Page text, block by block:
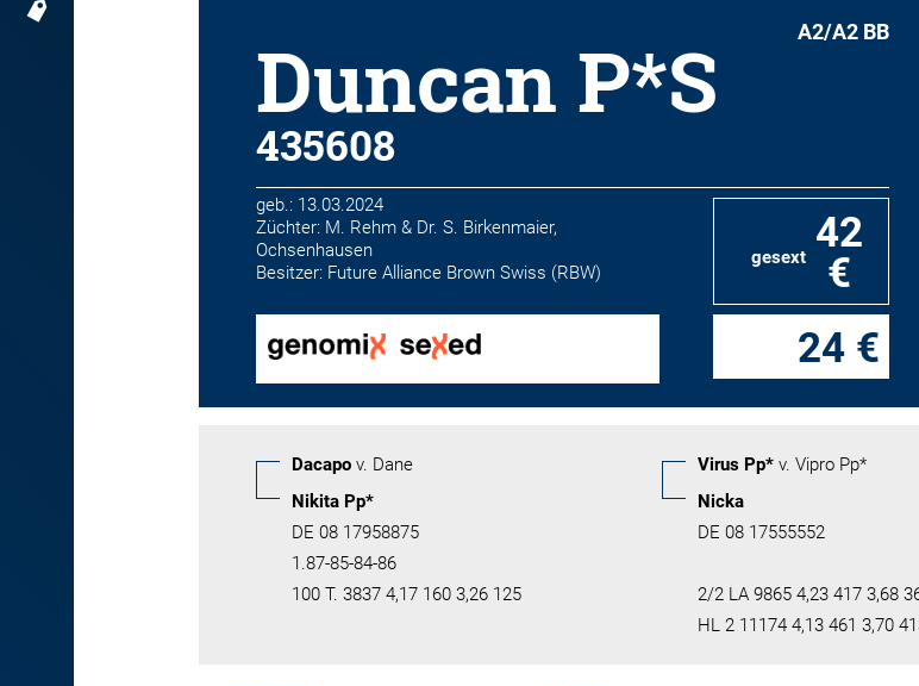
A2/A2 BB
Duncan P*S
435608
geb.: 13.03.2024
Züchter: M. Rehm & Dr. S. Birkenmaier,
Ochsenhausen
Besitzer: Future Alliance Brown Swiss (RBW)
gesext 42
€
24 €
Dacapov. Dane
Nikita Pp*
DE 08 17958875
1.87-85-84-86
100 T. 3837 4,17 160 3,26 125
Virus Pp* v. Vipro Pp*
Nicka
DE 08 17555552
2/2 LA 9865 4,23 417 3,68
HL 2 11174 4,13 461 3,70